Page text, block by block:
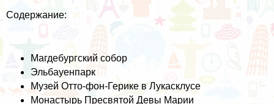
Содержание:
Магдебургский собор
Эльбауенпарк
Музей Отто-фон-Герике в Лукасклусе
Монастырь Пресвятой Девы Марии